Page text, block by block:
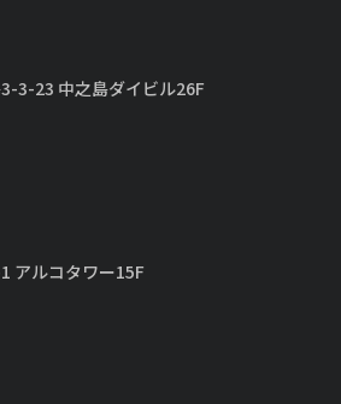
3-23 中之島ダイビル26F
アルコタワー15F